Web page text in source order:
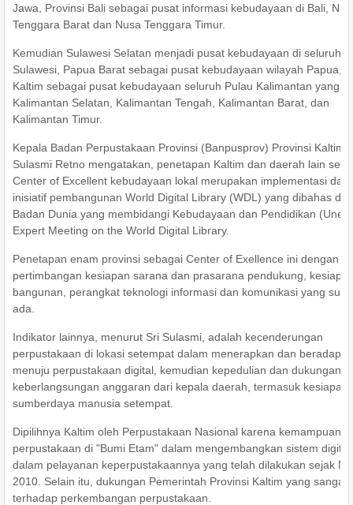
Jawa, Provinsi Bali sebagai pusat informasi kebudayaan di Bali,
Tenggara Barat dan Nusa Tenggara Timur.
Kemudian Sulawesi Selatan menjadi pusat kebudayaan di seluruh
Sulawesi, Papua Barat sebagai pusat kebudayaan wilayah Papua,
Kaltim sebagai pusat kebudayaan seluruh Pulau Kalimantan yang
Kalimantan Selatan, Kalimantan Tengah, Kalimantan Barat, dan
Kalimantan Timur.
Kepala Badan Perpustakaan Provinsi (Banpusprov) Provinsi Kaltim
Sulasmi Retno mengatakan, penetapan Kaltim dan daerah lain
Center of Excellent kebudayaan lokal merupakan implementasi dari
inisiatif pembangunan World Digital Library (WDL) yang dibahas
Badan Dunia yang membidangi Kebudayaan dan Pendidikan
Expert Meeting on the World Digital Library.
Penetapan enam provinsi sebagai Center of Exellence ini dengan
pertimbangan kesiapan sarana dan prasarana pendukung,
bangunan, perangkat teknologi informasi dan komunikasi yang
ada.
Indikator lainnya, menurut Sri Sulasmi, adalah kecenderungan
perpustakaan di lokasi setempat dalam menerapkan dan
menuju perpustakaan digital, kemudian kepedulian dan dukungan
keberlangsungan anggaran dari kepala daerah, termasuk kesiapan
sumberdaya manusia setempat.
Dipilihnya Kaltim oleh Perpustakaan Nasional karena kemampuan
perpustakaan di "Bumi Etam" dalam mengembangkan sistem digital
dalam pelayanan keperpustakaannya yang telah dilakukan sejak
2010. Selain itu, dukungan Pemerintah Provinsi Kaltim yang sangat
terhadap perkembangan perpustakaan.